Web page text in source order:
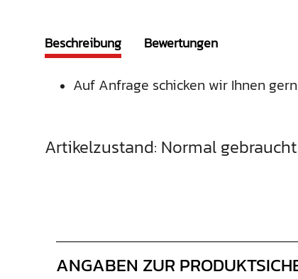
Beschreibung Bewertungen
Auf Anfrage schicken wir Ihnen
Artikelzustand: Normal gebraucht
ANGABEN ZUR